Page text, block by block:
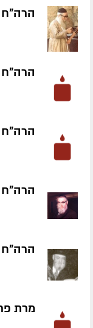
הרה"ח
הרה"ח
הרה"ח
מרת